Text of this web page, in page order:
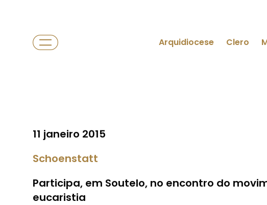
Arquidiocese Clero
11 janeiro 2015
Schoenstatt
Participa, em Soutelo, no encontro do
eucaristia